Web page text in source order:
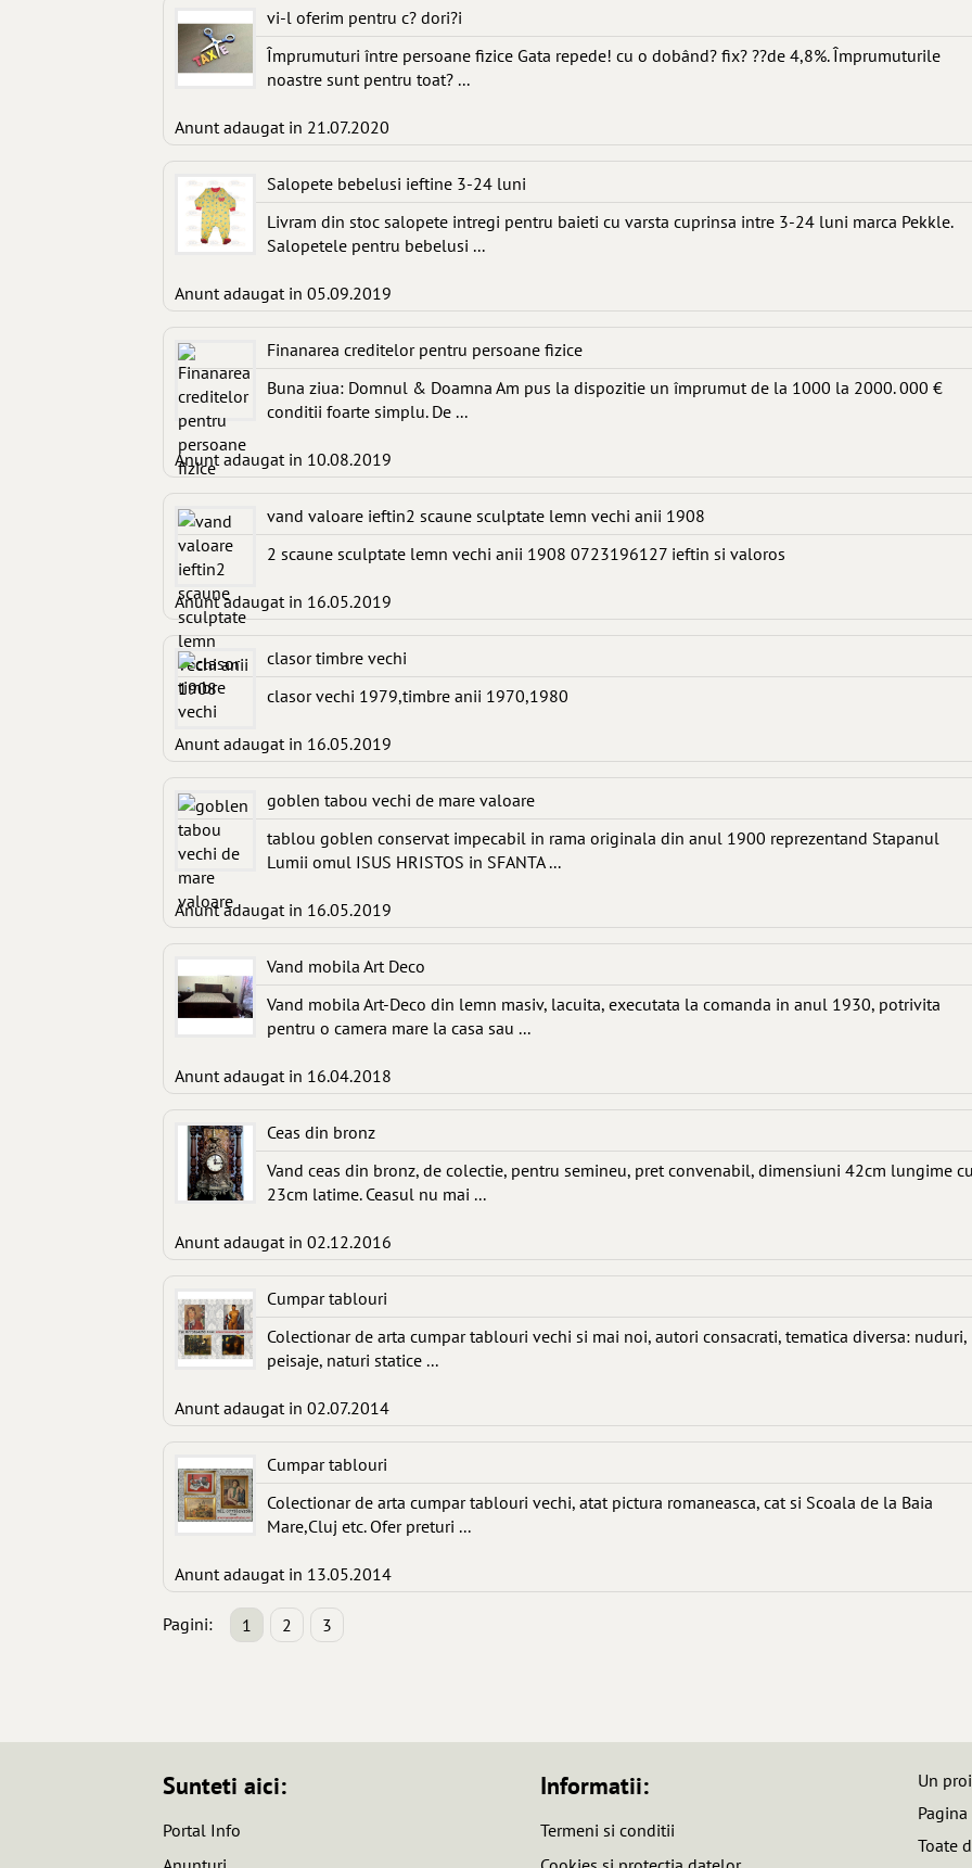
vi-l oferim pentru c? dori?i
Împrumuturi între persoane fizice Gata repede! cu o dobând? fix? ??de 4,8%. Împrumuturile
noastre sunt pentru toat? ...
Anunt adaugat in 21.07.2020
Salopete bebelusi ieftine 3-24 luni
Livram din stoc salopete intregi pentru baieti cu varsta cuprinsa intre 3-24 luni marca Pekkle.
Salopetele pentru bebelusi ...
Anunt adaugat in 05.09.2019
Finanarea creditelor pentru persoane fizice
Buna ziua: Domnul & Doamna Am pus la dispozitie un împrumut de la 1000 la 2000. 000 €
conditii foarte simplu. De ...
Anunt adaugat in 10.08.2019
vand valoare ieftin2 scaune sculptate lemn vechi anii 1908
2 scaune sculptate lemn vechi anii 1908 0723196127 ieftin si valoros
Anunt adaugat in 16.05.2019
clasor timbre vechi
clasor vechi 1979,timbre anii 1970,1980
Anunt adaugat in 16.05.2019
goblen tabou vechi de mare valoare
tablou goblen conservat impecabil in rama originala din anul 1900 reprezentand Stapanul
Lumii omul ISUS HRISTOS in SFANTA ...
Anunt adaugat in 16.05.2019
Vand mobila Art Deco
Vand mobila Art-Deco din lemn masiv, lacuita, executata la comanda in anul 1930, potrivita
pentru o camera mare la casa sau ...
Anunt adaugat in 16.04.2018
Ceas din bronz
Vand ceas din bronz, de colectie, pentru semineu, pret convenabil, dimensiuni 42cm lungime
23cm latime. Ceasul nu mai ...
Anunt adaugat in 02.12.2016
Cumpar tablouri
Colectionar de arta cumpar tablouri vechi si mai noi, autori consacrati, tematica diversa: nuduri,
peisaje, naturi statice ...
Anunt adaugat in 02.07.2014
Cumpar tablouri
Colectionar de arta cumpar tablouri vechi, atat pictura romaneasca, cat si Scoala de la Baia
Mare,Cluj etc. Ofer preturi ...
Anunt adaugat in 13.05.2014
Pagini: 1 2 3
Sunteti aici:
Portal Info
Informatii:
Termeni si conditii
Un
Toate